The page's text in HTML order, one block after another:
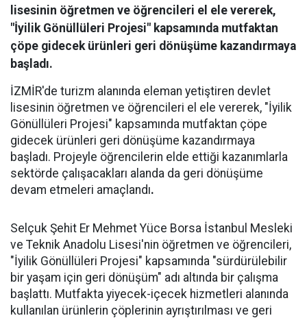
lisesinin öğretmen ve öğrencileri el ele vererek,
"İyilik Gönüllüleri Projesi" kapsamında mutfaktan
çöpe gidecek ürünleri geri dönüşüme kazandırmaya
başladı.
İZMİR'de turizm alanında eleman yetiştiren devlet
lisesinin öğretmen ve öğrencileri el ele vererek, "İyilik
Gönüllüleri Projesi" kapsamında mutfaktan çöpe
gidecek ürünleri geri dönüşüme kazandırmaya
başladı. Projeyle öğrencilerin elde ettiği kazanımlarla
sektörde çalışacakları alanda da geri dönüşüme
devam etmeleri amaçlandı.
Selçuk Şehit Er Mehmet Yüce Borsa İstanbul Mesleki
ve Teknik Anadolu Lisesi'nin öğretmen ve öğrencileri,
"İyilik Gönüllüleri Projesi" kapsamında "sürdürülebilir
bir yaşam için geri dönüşüm" adı altında bir çalışma
başlattı. Mutfakta yiyecek-içecek hizmetleri alanında
kullanılan ürünlerin çöplerinin ayrıştırılması ve geri